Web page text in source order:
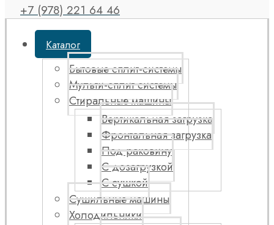
+7 (978) 221 64 46
Каталог
Бытовые сплит-системы
Мульти-сплит системы
Стиральные машины
Вертикальная загрузка
Фронтальная загрузка
Под раковину
С дозагрузкой
С сушкой
Сушильные машины
Холодильники